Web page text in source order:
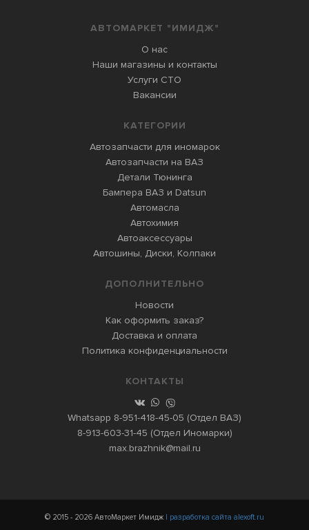
АВТОМАРКЕТ "ИМИДЖ"
О нас
Наши магазины и контакты
Услуги СТО
Вакансии
КАТЕГОРИИ
Автозапчасти для иномарок
Автозапчасти на ВАЗ
Детали Тюнинга
Бампера ВАЗ и Datsun
Автомасла
Автохимия
Автоаксессуары
Автошины, Диски, Колпаки
ДОПОЛНИТЕЛЬНО
Новости
Как оформить заказ?
Доставка и оплата
Политика конфиденциальности
КОНТАКТЫ
Whatsapp 8-951-418-45-05 (Отдел ВАЗ)
8-913-603-31-45 (Отдел Иномарки)
max.brazhnik@mail.ru
© 2015 - 2026 АвтоМаркет Имидж | разработка сайта alexoft.ru